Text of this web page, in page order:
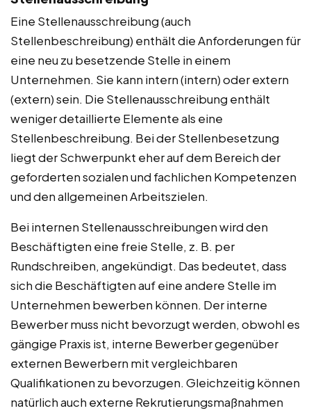
Eine Stellenausschreibung (auch
Stellenbeschreibung) enthält die Anforderungen für
eine neu zu besetzende Stelle in einem
Unternehmen. Sie kann intern (intern) oder extern
(extern) sein. Die Stellenausschreibung enthält
weniger detaillierte Elemente als eine
Stellenbeschreibung. Bei der Stellenbesetzung
liegt der Schwerpunkt eher auf dem Bereich der
geforderten sozialen und fachlichen Kompetenzen
und den allgemeinen Arbeitszielen.
Bei internen Stellenausschreibungen wird den
Beschäftigten eine freie Stelle, z. B. per
Rundschreiben, angekündigt. Das bedeutet, dass
sich die Beschäftigten auf eine andere Stelle im
Unternehmen bewerben können. Der interne
Bewerber muss nicht bevorzugt werden, obwohl es
gängige Praxis ist, interne Bewerber gegenüber
externen Bewerbern mit vergleichbaren
Qualifikationen zu bevorzugen. Gleichzeitig können
natürlich auch externe Rekrutierungsmaßnahmen